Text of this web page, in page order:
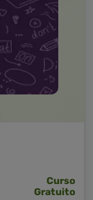
Curso
Gratuito